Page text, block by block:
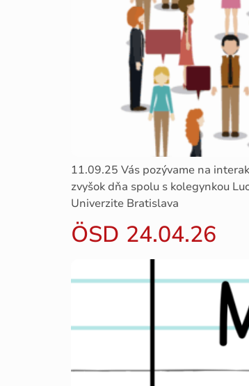
11.09.25 Vás pozývame na
zvyšok dňa spolu s kolegynkou
Univerzite Bratislava
ÖSD 24.04.26